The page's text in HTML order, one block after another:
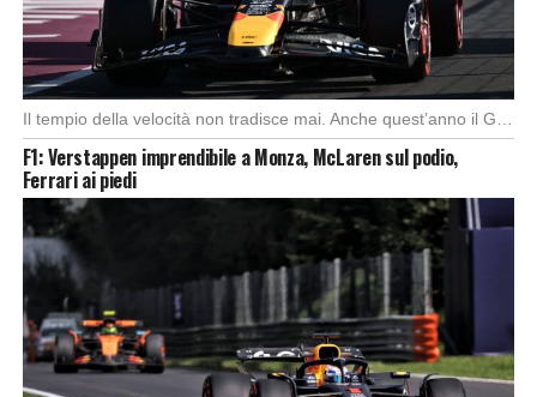
Foto: SkySport
Il tempio della velocità non tradisce mai. Anche quest’anno il Gran Premio d’Italia ha offerto […]
F1: Verstappen imprendibile a Monza, McLaren sul podio,
Ferrari ai piedi